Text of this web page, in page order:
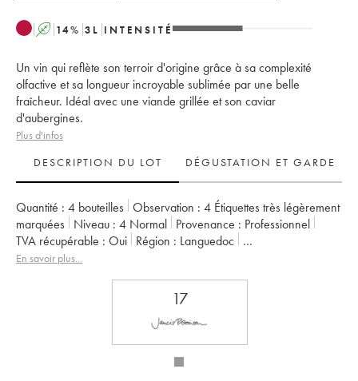
A 14% 3 L INTENSITÉ
Un vin qui reflète son terroir d'origine grâce à sa complexité
olfactive et sa longueur incroyable sublimée par une belle
fraîcheur. Idéal avec une viande grillée et son caviar
d'aubergines.
Plus d'infos
DESCRIPTION DU LOT
DÉGUSTATION ET GARDE
Quantité : 4 bouteilles Observation : 4 Étiquettes très légèrement
marquées
Niveau : 4 Normal Provenance :
professionnel
TVA récupérable :
oui Région : Languedoc
Appellation :
En savoir plus...
17